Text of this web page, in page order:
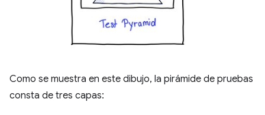
Como se muestra en este dibujo, la pirámide de pruebas
consta de tres capas: